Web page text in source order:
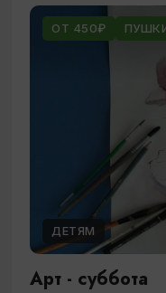
ОТ 450₽
ДЕТЯМ
Арт - суббота